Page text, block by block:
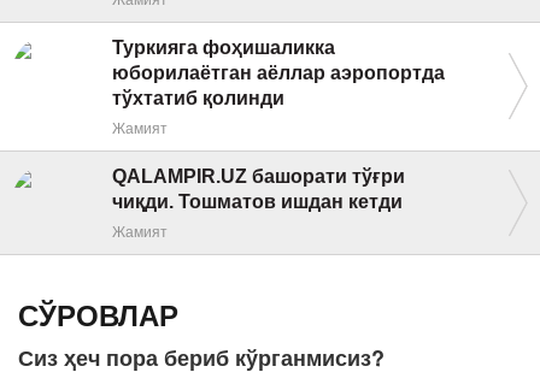
Туркияга фоҳишаликка
юборилаётган аёллар аэропортда
тўхтатиб қолинди
Жамият
QALAMPIR.UZ башорати тўғри
чиқди. Тошматов ишдан кетди
Жамият
СЎРОВЛАР
Сиз ҳеч пора бериб кўрганмисиз?